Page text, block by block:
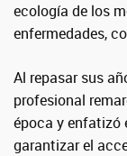
ecología de los
enfermedades,
Al repasar sus
profesional
época y enfatizó
garantizar el